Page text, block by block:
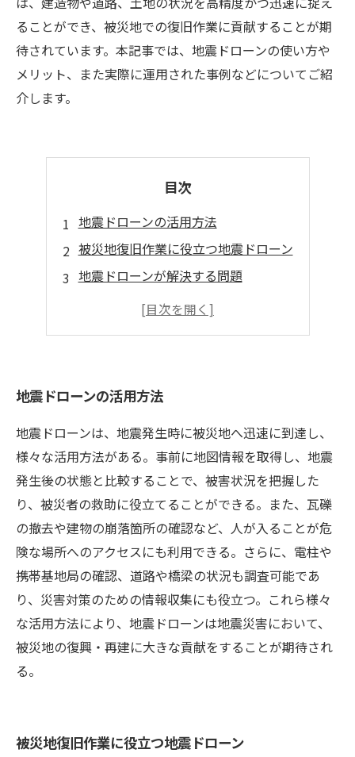
ることができ、被災地での復旧作業に貢献することが期
待されています。本記事では、地震ドローンの使い方や
メリット、また実際に運用された事例などについてご紹
介します。
目次
地震ドローンの活用方法
被災地復旧作業に役立つ地震ドローン
地震ドローンが解決する問題
地震ドローンの特性
地震ドローンの活用方法
地震ドローンは、地震発生時に被災地へ迅速に到達し、
様々な活用方法がある。事前に地図情報を取得し、地震
発生後の状態と比較することで、被害状況を把握した
り、被災者の救助に役立てることができる。また、瓦礫
の撤去や建物の崩落箇所の確認など、人が入ることが危
険な場所へのアクセスにも利用できる。さらに、電柱や
携帯基地局の確認、道路や橋梁の状況も調査可能であ
り、災害対策のための情報収集にも役立つ。これら様々
な活用方法により、地震ドローンは地震災害において、
被災地の復興・再建に大きな貢献をすることが期待され
る。
被災地復旧作業に役立つ地震ドローン